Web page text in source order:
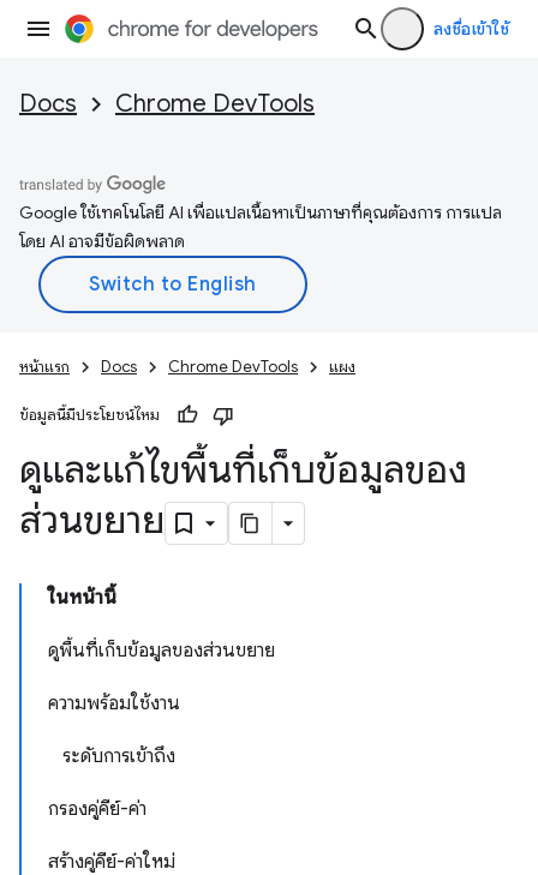
ลงชื่อเข้าใช้
Docs Chrome DevTools
Google ใช้เทคโนโลยี AI เพื่อแปลเนื้อหาเป็นภาษาที่คุณต้องการ การแปล
โดย AI อาจมีข้อผิดพลาด
หน้าแรก Docs Chrome DevTools แผง
ข้อมูลนี้มีประโยชน์ไหม
ดูและแก้ไขพื้นที่เก็บข้อมูลของ
ส่วนขยาย
ในหน้านี้
ดูพื้นที่เก็บข้อมูลของส่วนขยาย
ความพร้อมใช้งาน
ระดับการเข้าถึง
กรองคู่คีย์-ค่า
สร้างคู่คีย์-ค่าใหม่